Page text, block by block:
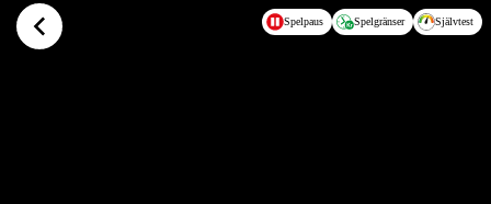
Hoppa till huvudinnehållet Spelpaus Spelgränser Självtest